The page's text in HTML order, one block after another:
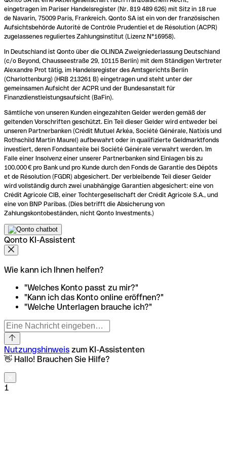
eingetragen im Pariser Handelsregister (Nr. 819 489 626) mit Sitz in 18 rue
de Navarin, 75009 Paris, Frankreich. Qonto SA ist ein von der französischen
Aufsichtsbehörde Autorité de Contrôle Prudentiel et de Résolution (ACPR)
zugelassenes reguliertes Zahlungsinstitut (Lizenz N°16958).
In Deutschland ist Qonto über die OLINDA Zweigniederlassung Deutschland
(c/o Beyond, Chausseestraße 29, 10115 Berlin) mit dem Ständigen Vertreter
Alexandre Prot tätig, im Handelsregister des Amtsgerichts Berlin
(Charlottenburg) (HRB 213261 B) eingetragen und steht unter der
gemeinsamen Aufsicht der ACPR und der Bundesanstalt für
Finanzdienstleistungsaufsicht (BaFin).
Sämtliche von unseren Kunden eingezahlten Gelder werden gemäß der
geltenden Vorschriften geschützt. Ein Teil dieser Gelder wird entweder bei
unseren Partnerbanken (Crédit Mutuel Arkéa, Société Générale, Natixis und
Rothschild Martin Maurel) aufbewahrt oder in qualifizierte Geldmarktfonds
investiert, deren Fondsanteile bei Société Générale verwahrt werden. Im
Falle einer Insolvenz einer unserer Partnerbanken sind Einlagen bis zu
100.000 € pro Bank und pro Kunde durch den Fonds de Garantie des Dépôts
et de Résolution (FGDR) abgesichert. Der verbleibende Teil dieser Gelder
wird vollständig durch zwei unabhängige Garantien abgesichert: eine von
Crédit Agricole CIB, einer Tochtergesellschaft der Crédit Agricole S.A., und
eine von BNP Paribas. (Dies betrifft die Absicherung von
Zahlungskontobeständen, nicht Qonto Investments.)
Qonto KI-Assistent
Wie kann ich Ihnen helfen?
"Welches Konto passt zu mir?"
"Kann ich das Konto online eröffnen?"
"Welche Unterlagen brauche ich?"
Nutzungshinweis zum KI-Assistenten
👋 Hallo! Brauchen Sie Hilfe?
1